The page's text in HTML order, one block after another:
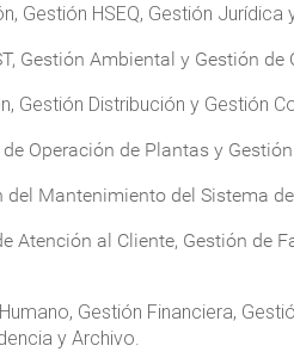
Gestión HSEQ, Gestión Jurídica
Gestión Ambiental y Gestión de
Gestión Distribución y Gestión
Operación de Plantas y
del Mantenimiento del Sistema
Atención al Cliente, Gestión de
Gestión Financiera,
y Archivo.